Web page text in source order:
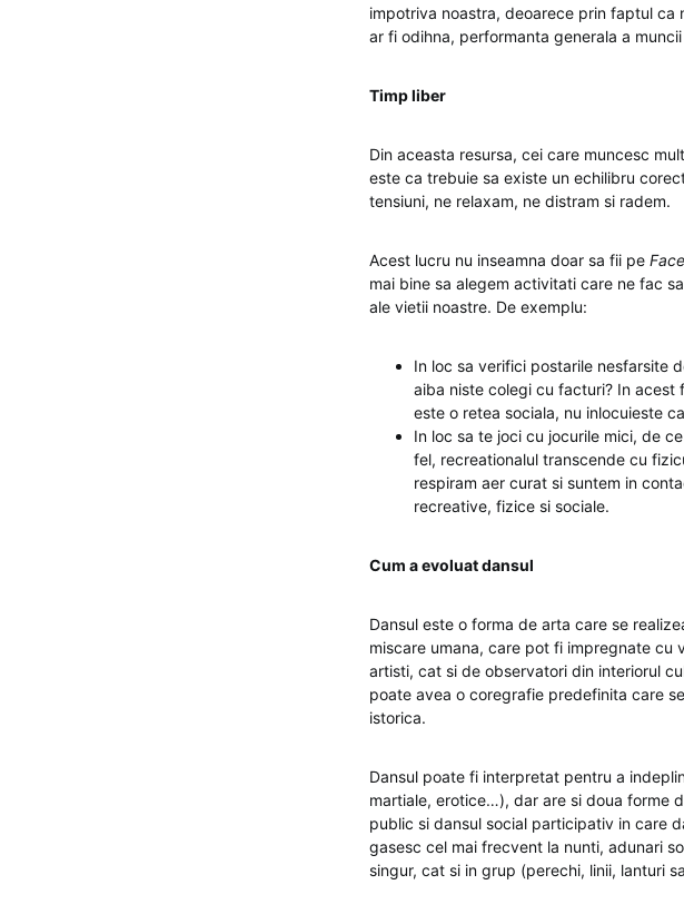
impotriva noastra, deoarece prin faptul
ar fi odihna, performanta generala a
Timp liber
Din aceasta resursa, cei care muncesc
este ca trebuie sa existe un echilibru
tensiuni, ne relaxam, ne distram si radem.
Acest lucru nu inseamna doar sa fii pe
mai bine sa alegem activitati care ne fac
ale vietii noastre. De exemplu:
In loc sa verifici postarile nesfarsite
aiba niste colegi cu facturi? In acest
este o retea sociala, nu inlocuieste
In loc sa te joci cu jocurile mici, de
fel, recreationalul transcende cu
respiram aer curat si suntem in
recreative, fizice si sociale.
Cum a evoluat dansul
Dansul este o forma de arta care se
miscare umana, care pot fi impregnate cu
artisti, cat si de observatori din interiorul
poate avea o coregrafie predefinita care
istorica.
Dansul poate fi interpretat pentru a
martiale, erotice…), dar are si doua forme
public si dansul social participativ in care
gasesc cel mai frecvent la nunti, adunari
singur, cat si in grup (perechi, linii, lanturi